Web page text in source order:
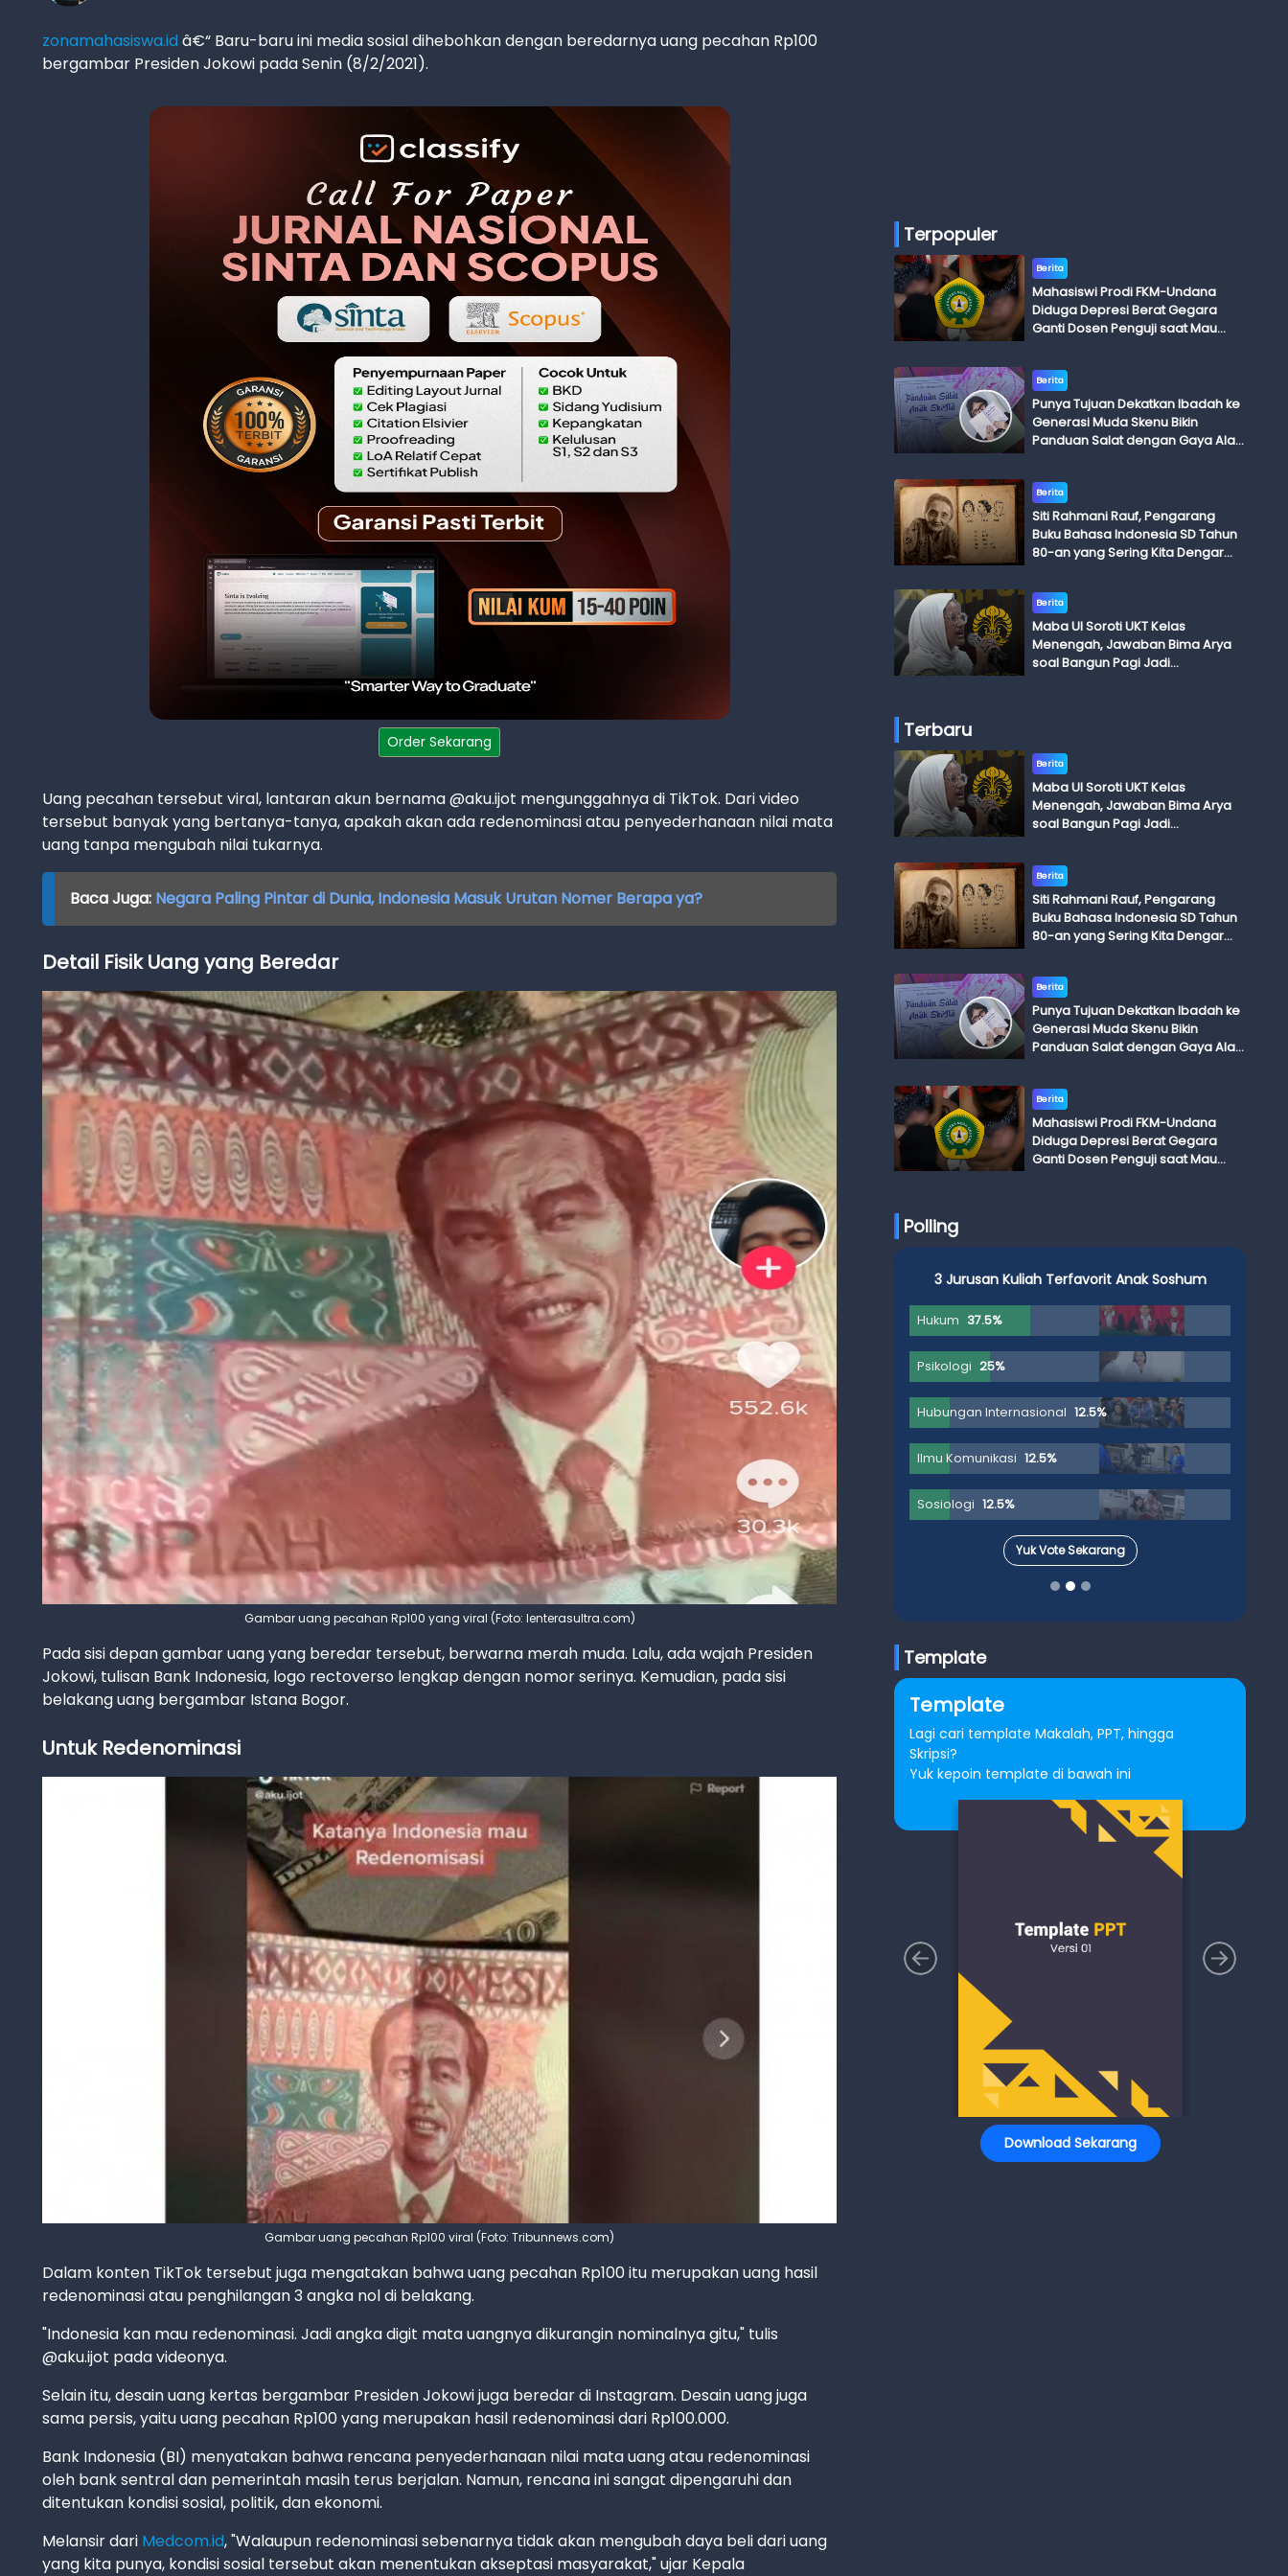
zonamahasiswa.id â€“ Baru-baru ini media sosial dihebohkan dengan beredarnya uang pecahan Rp100
bergambar Presiden Jokowi pada Senin (8/2/2021).
Order Sekarang
Uang pecahan tersebut viral, lantaran akun bernama @aku.ijot mengunggahnya di TikTok. Dari video
tersebut banyak yang bertanya-tanya, apakah akan ada redenominasi atau penyederhanaan nilai mata
uang tanpa mengubah nilai tukarnya.
Baca Juga: Negara Paling Pintar di Dunia, Indonesia Masuk Urutan Nomer Berapa ya?
Detail Fisik Uang yang Beredar
Gambar uang pecahan Rp100 yang viral (Foto: lenterasultra.com)
Pada sisi depan gambar uang yang beredar tersebut, berwarna merah muda. Lalu, ada wajah Presiden
Jokowi, tulisan Bank Indonesia, logo rectoverso lengkap dengan nomor serinya. Kemudian, pada sisi
belakang uang bergambar Istana Bogor.
Untuk Redenominasi
Gambar uang pecahan Rp100 viral (Foto: Tribunnews.com)
Dalam konten TikTok tersebut juga mengatakan bahwa uang pecahan Rp100 itu merupakan uang hasil
redenominasi atau penghilangan 3 angka nol di belakang.
"Indonesia kan mau redenominasi. Jadi angka digit mata uangnya dikurangin nominalnya gitu," tulis
@aku.ijot pada videonya.
Selain itu, desain uang kertas bergambar Presiden Jokowi juga beredar di Instagram. Desain uang juga
sama persis, yaitu uang pecahan Rp100 yang merupakan hasil redenominasi dari Rp100.000.
Bank Indonesia (BI) menyatakan bahwa rencana penyederhanaan nilai mata uang atau redenominasi
oleh bank sentral dan pemerintah masih terus berjalan. Namun, rencana ini sangat dipengaruhi dan
ditentukan kondisi sosial, politik, dan ekonomi.
Melansir dari Medcom.id, "Walaupun redenominasi sebenarnya tidak akan mengubah daya beli dari uang
yang kita punya, kondisi sosial tersebut akan menentukan akseptasi masyarakat," ujar Kepala
Terpopuler
Berita
Mahasiswi Prodi FKM-Undana
Diduga Depresi Berat Gegara
Ganti Dosen Penguji saat Mau
Berita
Punya Tujuan Dekatkan Ibadah ke
Generasi Muda Skenu Bikin
Panduan Salat dengan Gaya Ala
Berita
Siti Rahmani Rauf, Pengarang
Buku Bahasa Indonesia SD Tahun
80-an yang Sering Kita Dengar
Adik Budi
Berita
Maba UI Soroti UKT Kelas
Menengah, Jawaban Bima Arya
soal Bangun Pagi Jadi
Terbaru
Berita
Maba UI Soroti UKT Kelas
Menengah, Jawaban Bima Arya
soal Bangun Pagi Jadi
Berita
Siti Rahmani Rauf, Pengarang
Buku Bahasa Indonesia SD Tahun
80-an yang Sering Kita Dengar
Adik Budi
Berita
Punya Tujuan Dekatkan Ibadah ke
Generasi Muda Skenu Bikin
Panduan Salat dengan Gaya Ala
Berita
Mahasiswi Prodi FKM-Undana
Diduga Depresi Berat Gegara
Ganti Dosen Penguji saat Mau
Polling
3 Jurusan Kuliah Terfavorit Anak Soshum
Hukum 37.5%
Psikologi 25%
Hubungan Internasional 12.5%
Ilmu Komunikasi 12.5%
Sosiologi 12.5%
Yuk Vote Sekarang
Template
Template
Lagi cari template Makalah, PPT, hingga
Skripsi?
Yuk kepoin template di bawah ini
Download Sekarang